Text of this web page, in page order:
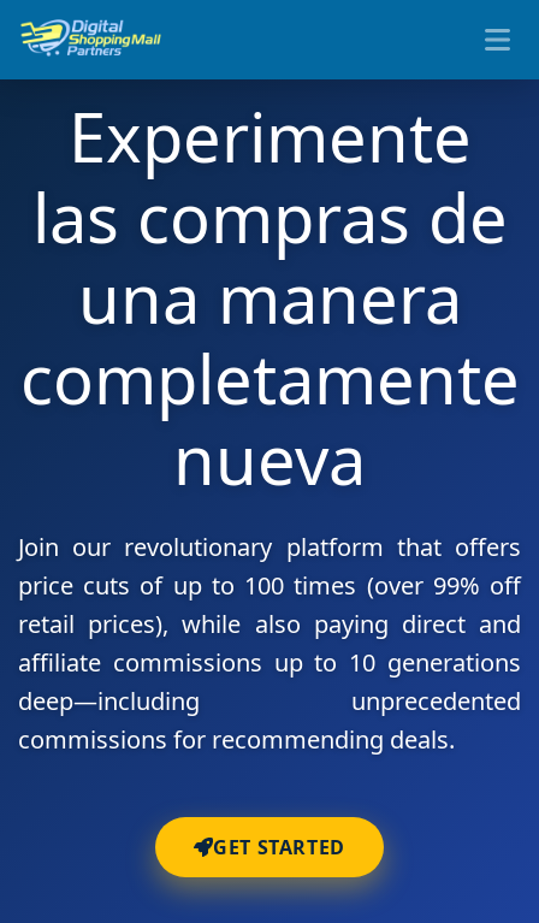
Experimente
las compras de
una manera
completamente
nueva
Join our revolutionary platform that offers
price cuts of up to 100 times (over 99% off
retail prices), while also paying direct and
affiliate commissions up to 10 generations
deep—including unprecedented
commissions for recommending deals.
GET STARTED